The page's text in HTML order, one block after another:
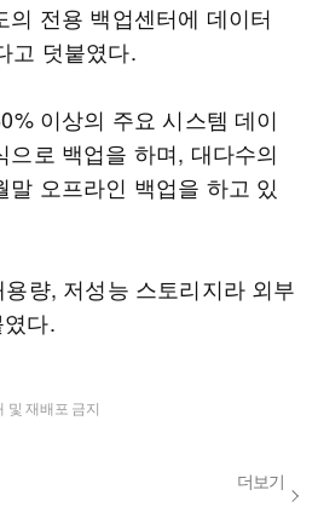
의 전용 백업센터에 데이터
고 덧붙였다.
이상의 주요 시스템 데이
으로 백업을 하며, 대다수의
오프라인 백업을 하고 있
량, 저성능 스토리지라 외부
다.
및 재배포 금지
더보기